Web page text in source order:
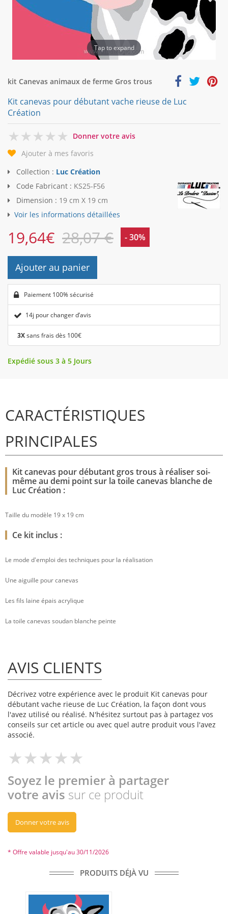
Tap to expand
kit Canevas animaux de ferme Gros trous
Kit canevas pour débutant vache rieuse de Luc
Création
0
Donner votre avis
Ajouter à mes favoris
Collection : Luc Création
Code Fabricant : KS25-F56
Dimension : 19 cm X 19 cm
Voir les informations détaillées
19,64€ 28,07 € - 30%
Ajouter au panier
Paiement 100% sécurisé
14j pour changer d’avis
3Xsans frais dès 100€
Expédié sous 3 à 5 Jours
CARACTÉRISTIQUES
PRINCIPALES
Kit canevas pour débutant gros trous à réaliser soi-
même au demi point sur la toile canevas blanche de
Luc Création :
Taille du modèle 19 x 19 cm
Ce kit inclus :
Le mode d'emploi des techniques pour la réalisation
Une aiguille pour canevas
Les fils laine épais acrylique
La toile canevas soudan blanche peinte
AVIS CLIENTS
Décrivez votre expérience avec le produit Kit canevas pour
débutant vache rieuse de Luc Création, la façon dont vous
l'avez utilisé ou réalisé. N'hésitez surtout pas à partagez vos
conseils sur cet article ou avec quel autre produit vous l'avez
associé.
Soyez le premier à partager
votre avis sur ce produit
Donner votre avis
* Offre valable jusqu'au 30/11/2026
PRODUITS DÉJÀ VU